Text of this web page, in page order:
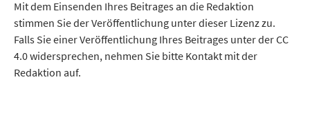
Mit dem Einsenden Ihres Beitrages an die Redaktion
stimmen Sie der Veröffentlichung unter dieser Lizenz zu.
Falls Sie einer Veröffentlichung Ihres Beitrages unter der CC
4.0 widersprechen, nehmen Sie bitte Kontakt mit der
Redaktion auf.